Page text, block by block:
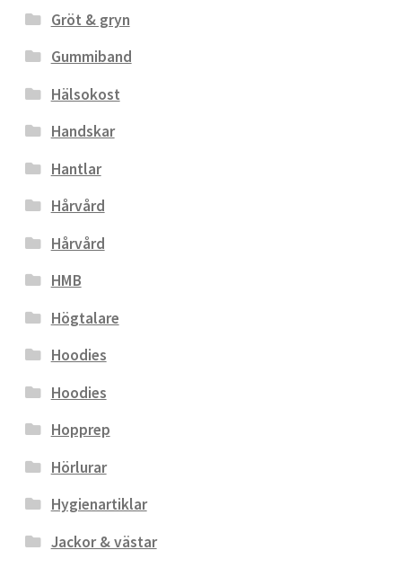
Gröt & gryn
Gummiband
Hälsokost
Handskar
Hantlar
Hårvård
Hårvård
HMB
Högtalare
Hoodies
Hoodies
Hopprep
Hörlurar
Hygienartiklar
Jackor & västar